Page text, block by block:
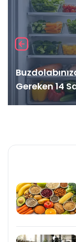
Gereken 14